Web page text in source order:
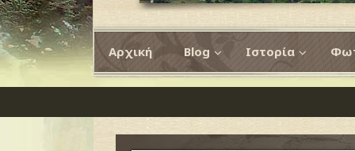
Αρχική Blog Ιστορία